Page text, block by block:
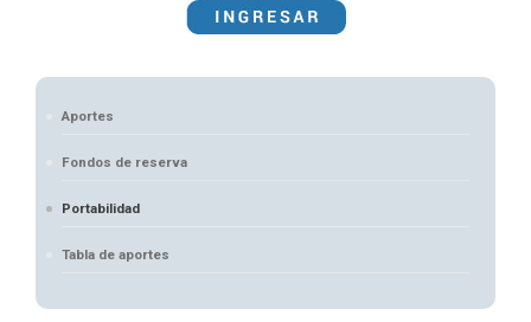
Aportes
Fondos de reserva
Portabilidad
Tabla de aportes